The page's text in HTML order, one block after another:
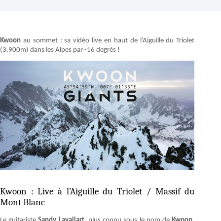
Kwoon au sommet : sa vidéo live en haut de l’Aiguille du Triolet
(3.900m) dans les Alpes par -16 degrés !
Kwoon : Live à l’Aiguille du Triolet / Massif du
Mont Blanc